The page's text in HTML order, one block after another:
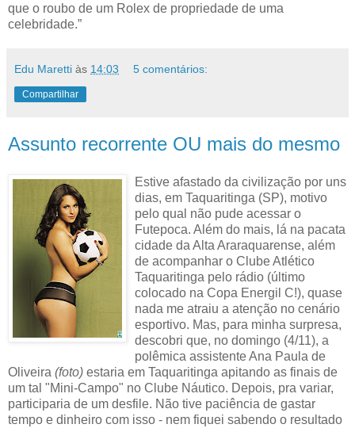
que o roubo de um Rolex de propriedade de uma
celebridade.”
Edu Maretti às 14:03 5 comentários:
Compartilhar
Assunto recorrente OU mais do mesmo
Estive afastado da civilização por uns
dias, em Taquaritinga (SP), motivo
pelo qual não pude acessar o
Futepoca. Além do mais, lá na pacata
cidade da Alta Araraquarense, além
de acompanhar o Clube Atlético
Taquaritinga pelo rádio (último
colocado na Copa Energil C!), quase
nada me atraiu a atenção no cenário
esportivo. Mas, para minha surpresa,
descobri que, no domingo (4/11), a
polêmica assistente Ana Paula de
Oliveira (foto) estaria em Taquaritinga apitando as finais de
um tal "Mini-Campo" no Clube Náutico. Depois, pra variar,
participaria de um desfile. Não tive paciência de gastar
tempo e dinheiro com isso - nem fiquei sabendo o resultado